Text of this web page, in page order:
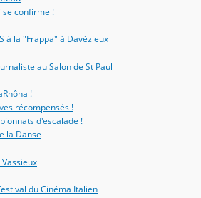
se confirme !
à la "Frappa" à Davézieux
au Salon de St Paul
!
récompensés !
d'escalade !
la Danse
du Cinéma Italien